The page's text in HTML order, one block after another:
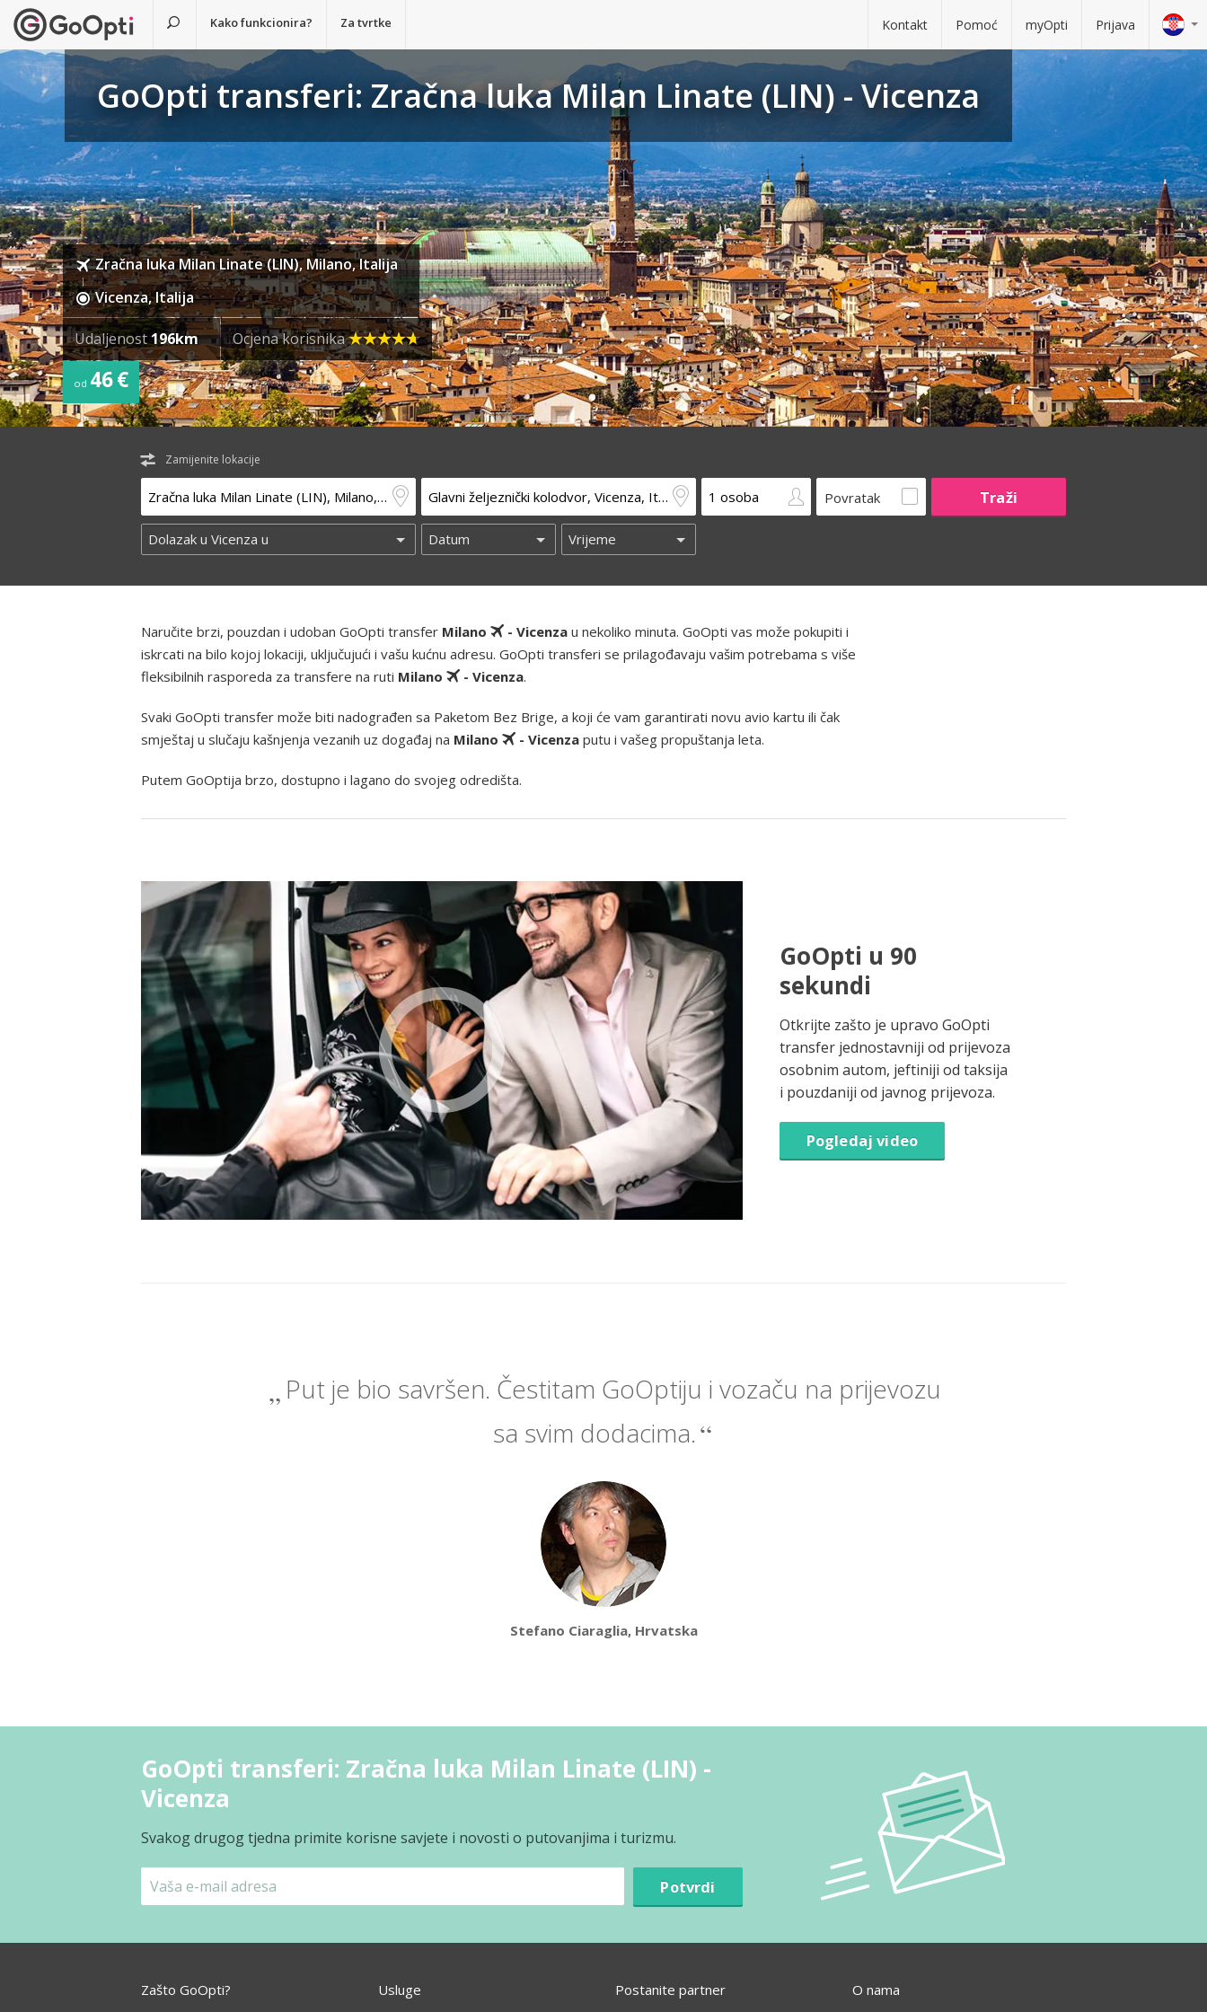
Kako funkcionira? Za tvrtke Kontakt Pomoć myOpti Prijava
GoOpti transferi: Zračna luka Milan Linate (LIN) - Vicenza
Zračna luka Milan Linate (LIN), Milano, Italija
Vicenza, Italija
Udaljenost196km Ocjena korisnika
od 46 €
Zamijenite lokacije
Povratak
Naručite brzi, pouzdan i udoban GoOpti transfer Milano - Vicenza u nekoliko minuta. GoOpti vas može pokupiti i
iskrcati na bilo kojoj lokaciji, uključujući i vašu kućnu adresu. GoOpti transferi se prilagođavaju vašim potrebama s više
fleksibilnih rasporeda za transfere na ruti Milano - Vicenza.
Svaki GoOpti transfer može biti nadograđen sa Paketom Bez Brige, a koji će vam garantirati novu avio kartu ili čak
smještaj u slučaju kašnjenja vezanih uz događaj na Milano - Vicenza putu i vašeg propuštanja leta.
Putem GoOptija brzo, dostupno i lagano do svojeg odredišta.
GoOpti u 90
sekundi
Otkrijte zašto je upravo GoOpti
transfer jednostavniji od prijevoza
osobnim autom, jeftiniji od taksija
i pouzdaniji od javnog prijevoza.
Pogledaj video
Put je bio savršen. Čestitam GoOptiju i vozaču na prijevozu
sa svim dodacima.
Stefano Ciaraglia, Hrvatska
GoOpti transferi: Zračna luka Milan Linate (LIN) -
Vicenza
Svakog drugog tjedna primite korisne savjete i novosti o putovanjima i turizmu.
Potvrdi
Zašto GoOpti? Usluge Postanite partner O nama